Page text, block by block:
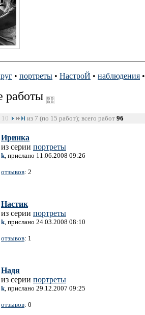
• портреты • НастроЙ • наблюдения •
работы
10 из 7 (по 15 работ); всего работ 96
Иринка
из серии портреты
k, прислано 11.06.2008 09:26
отзывов: 2
Настик
из серии портреты
k, прислано 24.03.2008 08:10
отзывов: 1
Надя
из серии портреты
k, прислано 29.12.2007 09:25
отзывов: 0